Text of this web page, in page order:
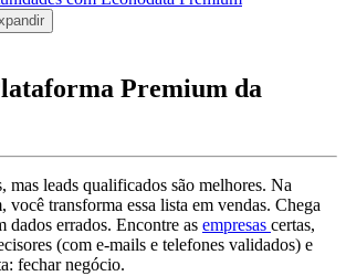
Premium da
mas leads qualificados são melhores. Na
você transforma essa lista em vendas. Chega
dados errados. Encontre as empresas certas,
(com e-mails e telefones validados) e
fechar negócio.